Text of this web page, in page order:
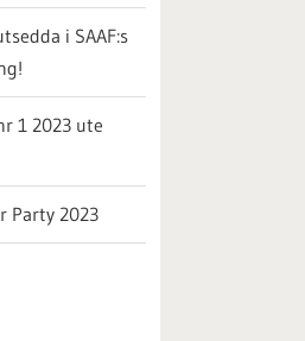
i SAAF:s
1 2023 ute
Party 2023